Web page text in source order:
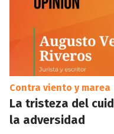
Contra viento y marea
La tristeza del
la adversidad